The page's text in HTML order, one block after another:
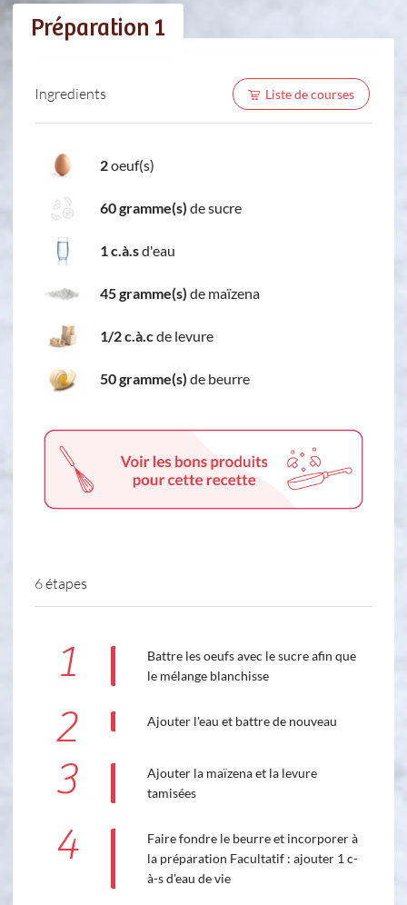
Préparation 1
Ingredients Liste de courses
2oeuf(s)
60 gramme(s) de sucre
1 c.à.sd'eau
45 gramme(s) de maïzena
1/2 c.à.cde levure
50 gramme(s) de beurre
6 étapes
1
Battre les oeufs avec le sucre afin que
le mélange blanchisse
2 Ajouter l'eau et battre de nouveau
3
Ajouter la maïzena et la levure
tamisées
4
Faire fondre le beurre et incorporer à
la préparation Facultatif : ajouter 1 c-
à-s d'eau de vie